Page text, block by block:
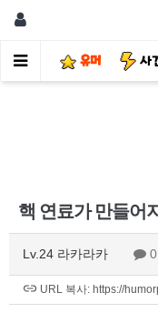
유머 사
핵 연료가 만들어
Lv.24 라카라카 0
URL 복사: https://